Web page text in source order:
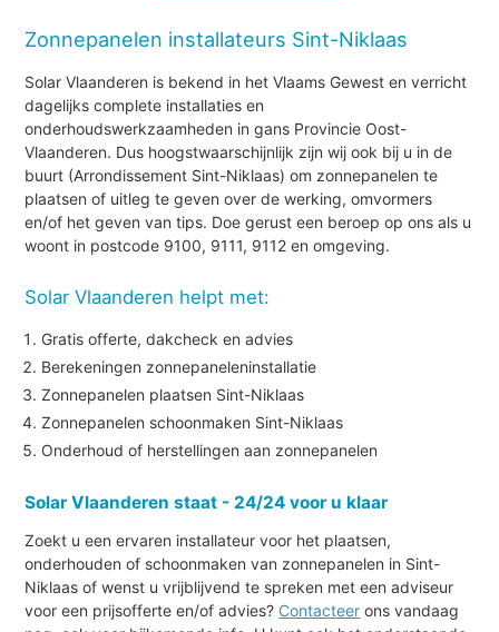
Zonnepanelen installateurs Sint-Niklaas
Solar Vlaanderen is bekend in het Vlaams Gewest en verricht
dagelijks complete installaties en
onderhoudswerkzaamheden in gans Provincie Oost-
Vlaanderen. Dus hoogstwaarschijnlijk zijn wij ook bij u in de
buurt (Arrondissement Sint-Niklaas) om zonnepanelen te
plaatsen of uitleg te geven over de werking, omvormers
en/of het geven van tips. Doe gerust een beroep op ons als u
woont in postcode 9100, 9111, 9112 en omgeving.
Solar Vlaanderen helpt met:
Gratis offerte, dakcheck en advies
Berekeningen zonnepaneleninstallatie
Zonnepanelen plaatsen Sint-Niklaas
Zonnepanelen schoonmaken Sint-Niklaas
Onderhoud of herstellingen aan zonnepanelen
Solar Vlaanderen staat - 24/24 voor u klaar
Zoekt u een ervaren installateur voor het plaatsen,
onderhouden of schoonmaken van zonnepanelen in Sint-
Niklaas of wenst u vrijblijvend te spreken met een adviseur
voor een prijsofferte en/of advies? Contacteer ons vandaag